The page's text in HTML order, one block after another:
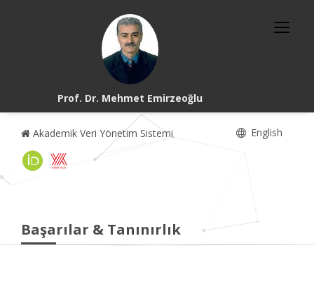
Prof. Dr. Mehmet Emirzeoğlu
Akademik Veri Yönetim Sistemi English
Başarılar & Tanınırlık